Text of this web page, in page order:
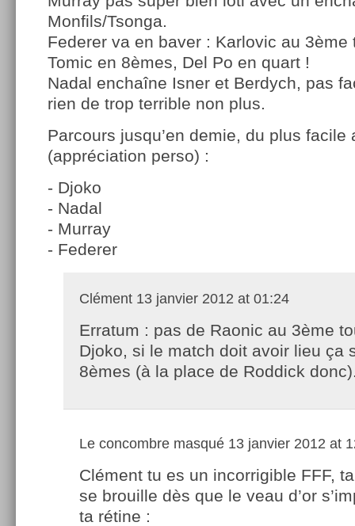
Monfils/Tsonga.
Federer va en baver : Karlovic au 3ème
Tomic en 8èmes, Del Po en quart !
Nadal enchaîne Isner et Berdych, pas
rien de trop terrible non plus.
Parcours jusqu’en demie, du plus facile
(appréciation perso) :
- Djoko
- Nadal
- Murray
- Federer
Clément 13 janvier 2012 at 01:24
Erratum : pas de Raonic au 3ème
Djoko, si le match doit avoir lieu ça
8èmes (à la place de Roddick
Le concombre masqué 13 janvier 2012 at
Clément tu es un incorrigible FFF,
se brouille dès que le veau d’or
ta rétine :